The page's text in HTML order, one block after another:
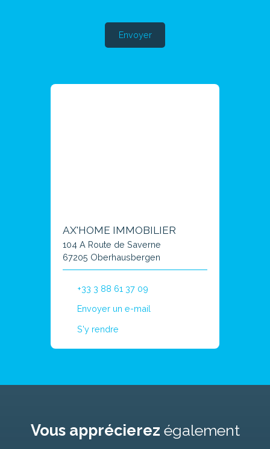
Envoyer
AX'HOME IMMOBILIER
104 A Route de Saverne
67205 Oberhausbergen
+33 3 88 61 37 09
Envoyer un e-mail
S'y rendre
Vous apprécierez également